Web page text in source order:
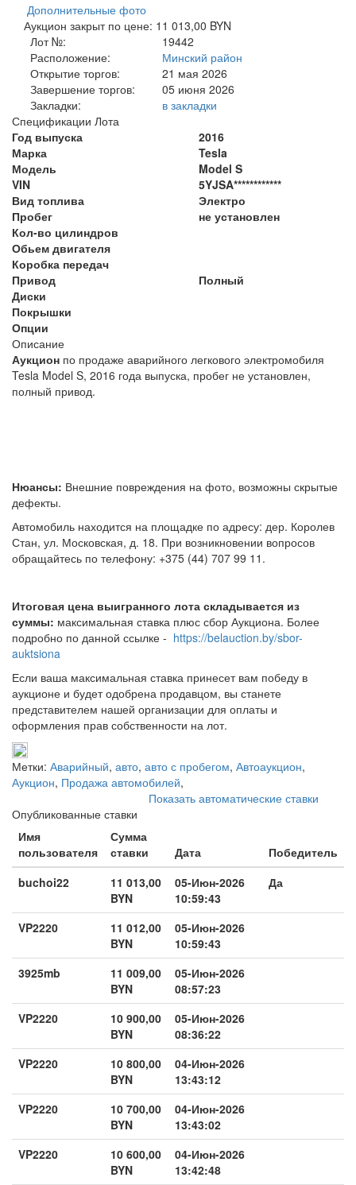
Дополнительные фото
Аукцион закрыт по цене: 11 013,00 BYN
Лот №:
19442
Расположение:
Минский район
Открытие торгов:
21 мая 2026
Завершение торгов:
05 июня 2026
Закладки:
в закладки
Спецификации Лота
Год выпуска
2016
Марка
Tesla
Модель
Model S
VIN
5YJSA************
Вид топлива
Электро
Пробег
не установлен
Кол-во цилиндров
Обьем двигателя
Коробка передач
Привод
Полный
Диски
Покрышки
Опции
Описание
Аукцион по продаже аварийного легкового электромобиля
Tesla Model S, 2016 года выпуска, пробег не установлен,
полный привод.
Нюансы: Внешние повреждения на фото, возможны скрытые
дефекты.
Автомобиль находится на площадке по адресу: дер. Королев
Стан, ул. Московская, д. 18. При возникновении вопросов
обращайтесь по телефону: +375 (44) 707 99 11.
Итоговая цена выигранного лота складывается из
суммы: максимальная ставка плюс сбор Аукциона. Более
подробно по данной ссылке - https://belauction.by/sbor-
auktsiona
Если ваша максимальная ставка принесет вам победу в
аукционе и будет одобрена продавцом, вы станете
представителем нашей организации для оплаты и
оформления прав собственности на лот.
Метки: Аварийный, авто, авто с пробегом, Автоаукцион,
Аукцион, Продажа автомобилей,
Показать автоматические ставки
Опубликованные ставки
Имя
пользователя
Сумма
ставки
Дата
Победитель
buchoi22
11 013,00
BYN
05-Июн-2026
10:59:43
Да
VP2220
11 012,00
BYN
05-Июн-2026
10:59:43
3925mb
11 009,00
BYN
05-Июн-2026
08:57:23
VP2220
10 900,00
BYN
05-Июн-2026
08:36:22
VP2220
10 800,00
BYN
04-Июн-2026
13:43:12
VP2220
10 700,00
BYN
04-Июн-2026
13:43:02
VP2220
10 600,00
BYN
04-Июн-2026
13:42:48